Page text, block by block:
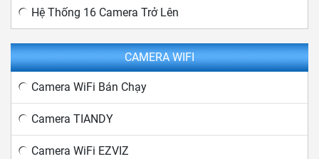
Hệ Thống 16 Camera Trở Lên
CAMERA WIFI
Camera WiFi Bán Chạy
Camera TIANDY
Camera WiFi EZVIZ